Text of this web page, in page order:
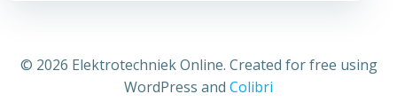
© 2026 Elektrotechniek Online. Created for free using
WordPress and Colibri